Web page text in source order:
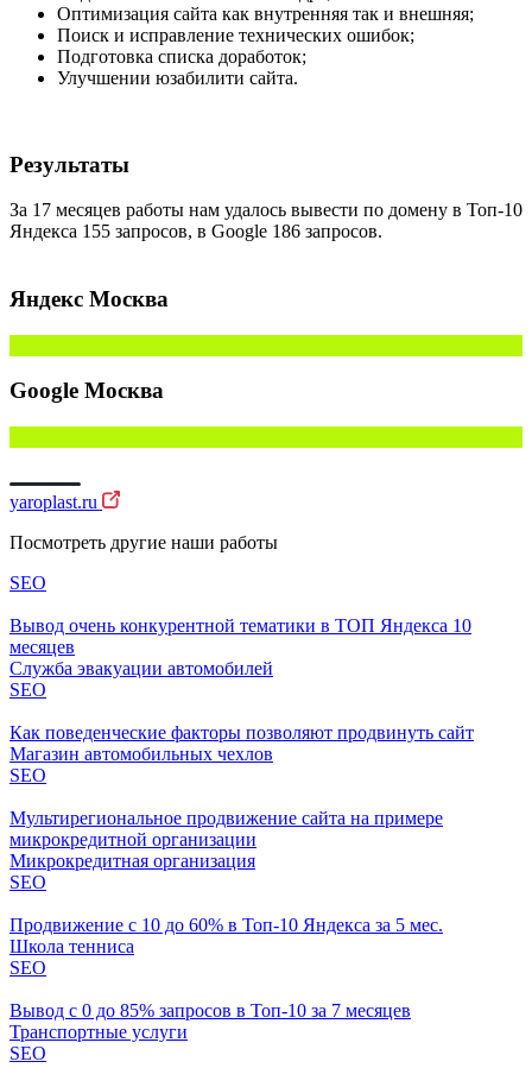
Оптимизация сайта как внутренняя так и внешняя;
Поиск и исправление технических ошибок;
Подготовка списка доработок;
Улучшении юзабилити сайта.
Результаты
За 17 месяцев работы нам удалось вывести по домену в Топ-10
Яндекса 155 запросов, в Google 186 запросов.
Яндекс Москва
Google Москва
yaroplast.ru
Посмотреть другие наши работы
SEO
Вывод очень конкурентной тематики в ТОП Яндекса 10
месяцев
Служба эвакуации автомобилей
SEO
Как поведенческие факторы позволяют продвинуть сайт
Магазин автомобильных чехлов
SEO
Мультирегиональное продвижение сайта на примере
микрокредитной организации
Микрокредитная организация
SEO
Продвижение с 10 до 60% в Топ-10 Яндекса за 5 мес.
Школа тенниса
SEO
Вывод с 0 до 85% запросов в Топ-10 за 7 месяцев
Транспортные услуги
SEO